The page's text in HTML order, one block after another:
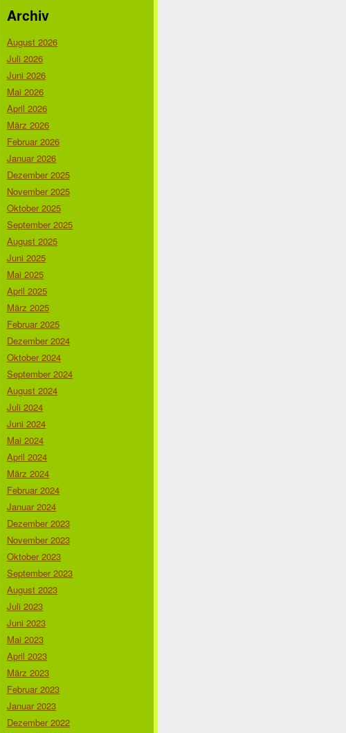
Archiv
August 2026
Juli 2026
Juni 2026
Mai 2026
April 2026
März 2026
Februar 2026
Januar 2026
Dezember 2025
November 2025
Oktober 2025
September 2025
August 2025
Juni 2025
Mai 2025
April 2025
März 2025
Februar 2025
Dezember 2024
Oktober 2024
September 2024
August 2024
Juli 2024
Juni 2024
Mai 2024
April 2024
März 2024
Februar 2024
Januar 2024
Dezember 2023
November 2023
Oktober 2023
September 2023
August 2023
Juli 2023
Juni 2023
Mai 2023
April 2023
März 2023
Februar 2023
Januar 2023
Dezember 2022